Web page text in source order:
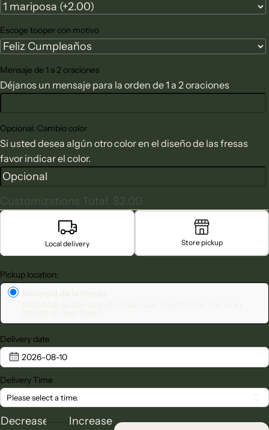
Escoge tooper con motivo
Mensaje de 1 a 2 oraciones
Déjanos un mensaje para la orden de 1 a 2 oraciones
Opcional: Cambio color
Si usted desea algún otro color en el diseño de las fresas
favor indicar el color.
Customizations Total: $2.00
Local delivery Store pickup
Pickup location:
Delivery date
2026-08-10
Delivery Time
Please select a time.
Decrease
Increase